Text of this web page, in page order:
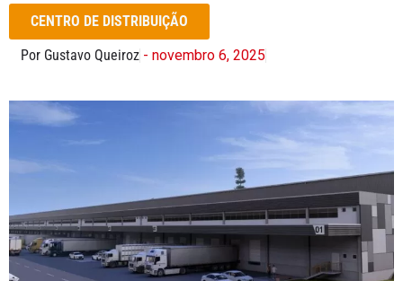
CENTRO DE DISTRIBUIÇÃO
Por Gustavo Queiroz - novembro 6, 2025